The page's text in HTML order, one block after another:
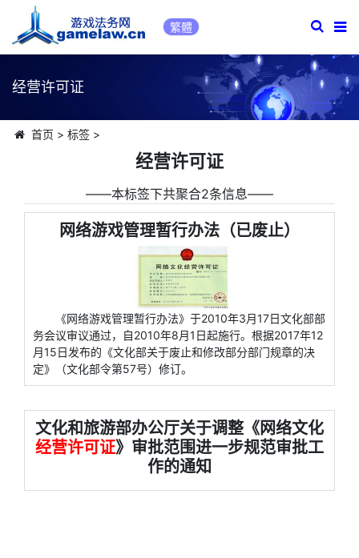
繁體
经营许可证
首页 > 标签>
经营许可证
――本标签下共聚合2条信息――
网络游戏管理暂行办法（已废止）
《网络游戏管理暂行办法》于2010年3月17日文化部部
务会议审议通过，自2010年8月1日起施行。根据2017年12
月15日发布的《文化部关于废止和修改部分部门规章的决
定》（文化部令第57号）修订。
文化和旅游部办公厅关于调整《网络文化
经营许可证》审批范围进一步规范审批工
作的通知